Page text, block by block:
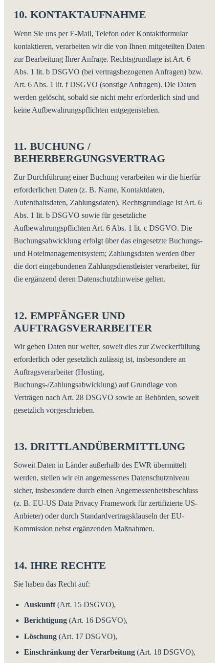
10. KONTAKTAUFNAHME
Wenn Sie uns per E-Mail, Telefon oder Kontaktformular
kontaktieren, verarbeiten wir die von Ihnen mitgeteilten Daten
zur Bearbeitung Ihrer Anfrage. Rechtsgrundlage ist Art. 6
Abs. 1 lit. b DSGVO (bei vertragsbezogenen Anfragen) bzw.
Art. 6 Abs. 1 lit. f DSGVO (sonstige Anfragen). Die Daten
werden gelöscht, sobald sie nicht mehr erforderlich sind und
keine Aufbewahrungspflichten entgegenstehen.
11. BUCHUNG /
BEHERBERGUNGSVERTRAG
Zur Durchführung einer Buchung verarbeiten wir die hierfür
erforderlichen Daten (z. B. Name, Kontaktdaten,
Aufenthaltsdaten, Zahlungsdaten). Rechtsgrundlage ist Art. 6
Abs. 1 lit. b DSGVO sowie für gesetzliche
Aufbewahrungspflichten Art. 6 Abs. 1 lit. c DSGVO. Die
Buchungsabwicklung erfolgt über das eingesetzte Buchungs-
und Hotelmanagementsystem; Zahlungsdaten werden über
die dort eingebundenen Zahlungsdienstleister verarbeitet, für
die ergänzend deren Datenschutzhinweise gelten.
12. EMPFÄNGER UND
AUFTRAGSVERARBEITER
Wir geben Daten nur weiter, soweit dies zur Zweckerfüllung
erforderlich oder gesetzlich zulässig ist, insbesondere an
Auftragsverarbeiter (Hosting,
Buchungs-/Zahlungsabwicklung) auf Grundlage von
Verträgen nach Art. 28 DSGVO sowie an Behörden, soweit
gesetzlich vorgeschrieben.
13. DRITTLANDÜBERMITTLUNG
Soweit Daten in Länder außerhalb des EWR übermittelt
werden, stellen wir ein angemessenes Datenschutzniveau
sicher, insbesondere durch einen Angemessenheitsbeschluss
(z. B. EU-US Data Privacy Framework für zertifizierte US-
Anbieter) oder durch Standardvertragsklauseln der EU-
Kommission nebst ergänzenden Maßnahmen.
14. IHRE RECHTE
Sie haben das Recht auf:
Auskunft(Art. 15 DSGVO),
Berichtigung(Art. 16 DSGVO),
Löschung(Art. 17 DSGVO),
Einschränkung der Verarbeitung(Art. 18 DSGVO),